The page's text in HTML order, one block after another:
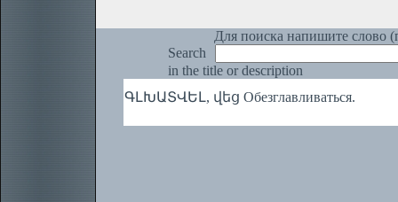
Для поиска напишите слово
Search
in the title or description
ԳԼԽԱՏՎԵԼ, վեց Обезглавливаться.